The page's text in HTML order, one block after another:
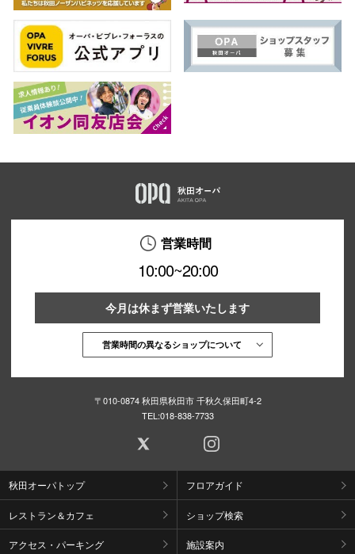
営業時間
10:00~20:00
今月は休まず営業いたします
営業時間の異なるショップについて
〒010-0874 秋田県秋田市 千秋久保田町4-2
TEL:018-838-7733
秋田オーパトップ フロアガイド
レストラン＆カフェ ショップ検索
アクセス・パーキング 施設案内